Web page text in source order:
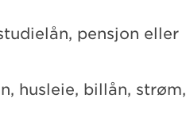
pensjon eller
husleie, billån, strøm,